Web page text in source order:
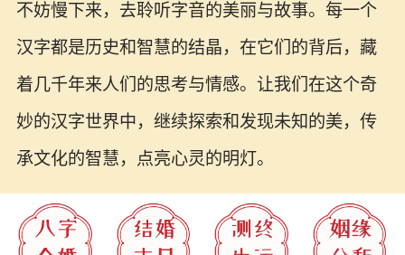
不妨慢下来，去聆听字音的美丽与故事。每一个
汉字都是历史和智慧的结晶，在它们的背后，藏
着几千年来人们的思考与情感。让我们在这个奇
妙的汉字世界中，继续探索和发现未知的美，传
承文化的智慧，点亮心灵的明灯。